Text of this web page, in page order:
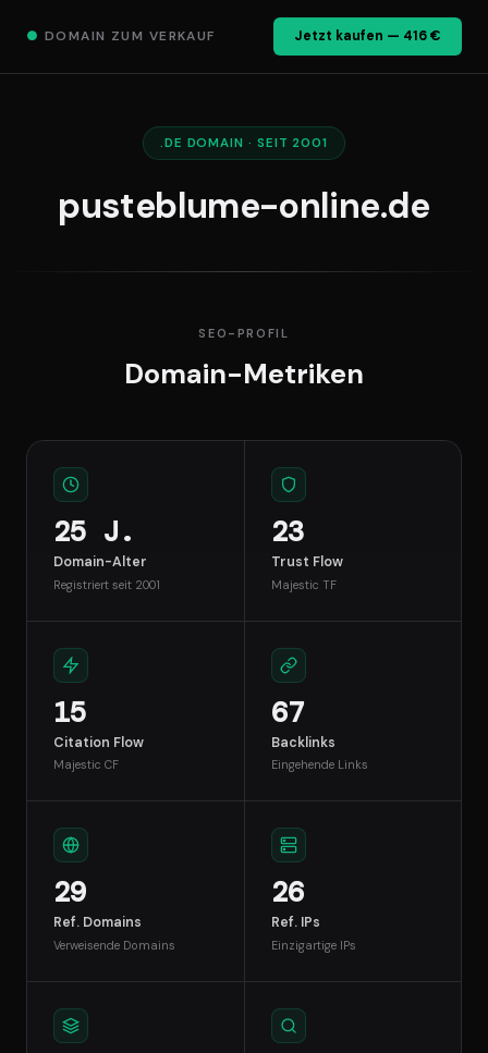
● DOMAIN ZUM VERKAUF Jetzt kaufen — 416 €
.DE DOMAIN · SEIT 2001
pusteblume-online.de
SEO-PROFIL
Domain-Metriken
25 J.
Domain-Alter
Registriert seit 2001
23
Trust Flow
Majestic TF
15
Citation Flow
Majestic CF
67
Backlinks
Eingehende Links
29
Ref. Domains
Verweisende Domains
26
Ref. IPs
Einzigartige IPs